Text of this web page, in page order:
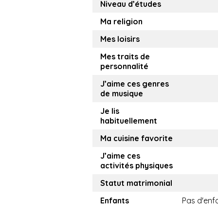
Niveau d’études
Ma religion
Mes loisirs
Mes traits de
personnalité
J’aime ces genres
de musique
Je lis
habituellement
Ma cuisine favorite
J’aime ces
activités physiques
Statut matrimonial
Enfants
Pas